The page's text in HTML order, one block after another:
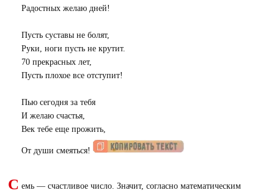
Радостных желаю дней!
Пусть суставы не болят,
Руки, ноги пусть не крутит.
70 прекрасных лет,
Пусть плохое все отступит!
Пью сегодня за тебя
И желаю счастья,
Век тебе еще прожить,
От души смеяться!
С емь — счастливое число. Значит, согласно математическим